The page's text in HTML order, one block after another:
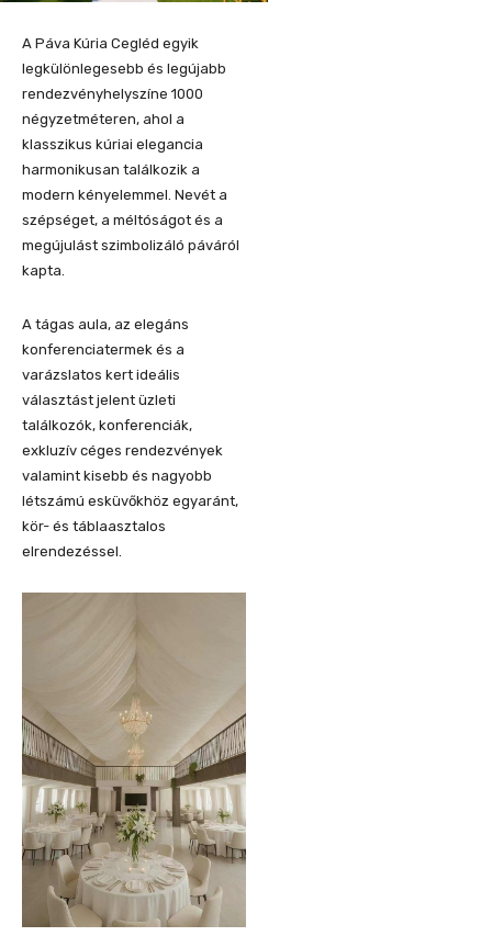
A Páva Kúria Cegléd egyik
legkülönlegesebb és legújabb
rendezvényhelyszíne 1000
négyzetméteren, ahol a
klasszikus kúriai elegancia
harmonikusan találkozik a
modern kényelemmel. Nevét a
szépséget, a méltóságot és a
megújulást szimbolizáló páváról
kapta.
A tágas aula, az elegáns
konferenciatermek és a
varázslatos kert ideális
választást jelent üzleti
találkozók, konferenciák,
exkluzív céges rendezvények
valamint kisebb és nagyobb
létszámú esküvőkhöz egyaránt,
kör- és táblaasztalos
elrendezéssel.